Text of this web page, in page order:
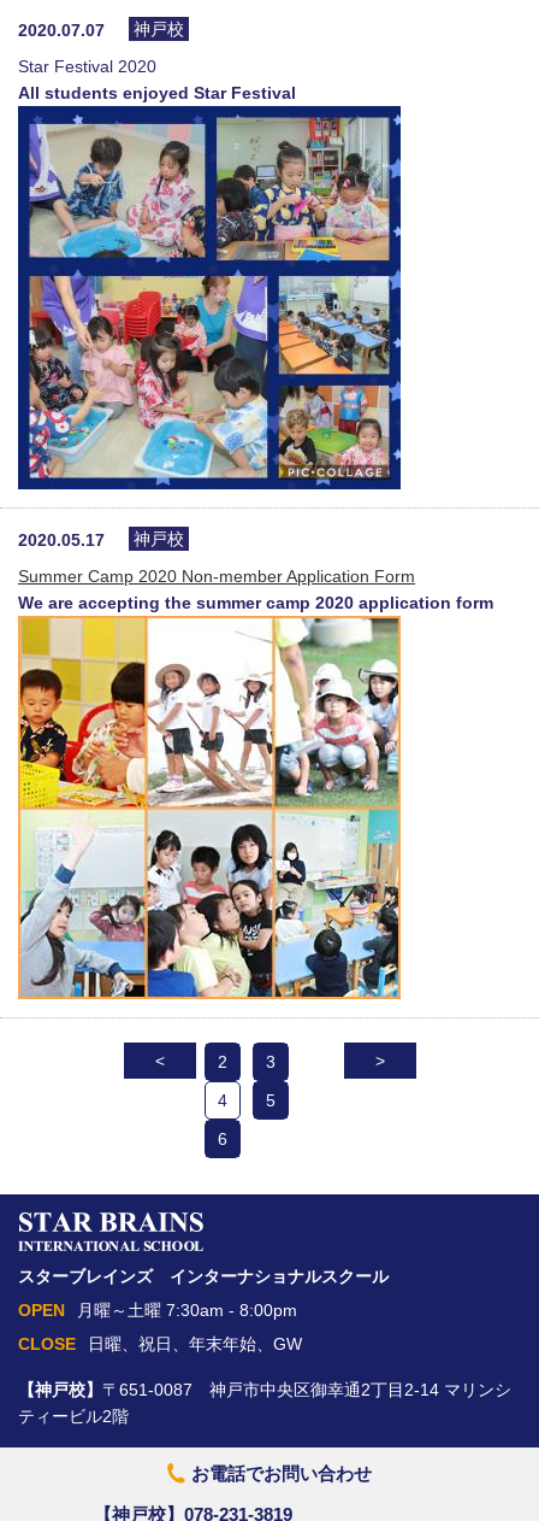
2020.07.07
神戸校
Star Festival 2020
All students enjoyed Star Festival
2020.05.17
神戸校
Summer Camp 2020 Non-member Application Form
We are accepting the summer camp 2020 application form
< 2
3
4
5
6
>
スターブレインズ インターナショナルスクール
OPEN
月曜～土曜 7:30am - 8:00pm
CLOSE
日曜、祝日、年末年始、GW
【神戸校】 〒651-0087 神戸市中央区御幸通2丁目2-14 マリンシ
ティービル2階
お電話でお問い合わせ
【神戸校】 078-231-3819